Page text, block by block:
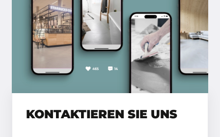
KONTAKTIEREN SIE UNS